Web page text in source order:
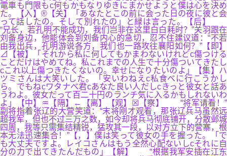
電車も門限もc何もかもなりゆきにまかせようと僕は心を決め
た。【入】®【关】「あなたとこの前に会った日の夜に彼と会
って話したの。そして別れたの」と緑は言った。【后】
“兄长，若孔明不能成功，我们岂非在这里白白耗时？”关羽跟在
刘备身边，他能体会到刘备内心的急切，忍不住建议道：“不若
由我出兵，孔明游说各方，我们也一路攻往襄阳如何？”【即】
⊿【被】「それから私に何してもかまわないけれどc傷つける
ことだけはやめてね。私これまでの人生で十分傷ついてきたし
cこれ以上傷つきたくないの。幸せになりたいのよ」【集】ハ
ツミさんは大笑いした。「安いわねえc私食べに行こうかし
ら。でもねcワタナベ君cあなた良い人だしcきっと彼女と話あ
うわよ。彼女だって百二十円のランチ気に入るかもしれないわ
よ」【中】♒【隔】←【离】【观】☒【察】 “将军请看！”
副将指着张辽的大营笑道：“末将刚才观看，那张辽兵马虽然远
超我军，但也不过三万之数，如今却将兵马彻底铺开，分散邺城
四周，我等只需集结精锐，猛攻其一段，以对方立下的营寨，根
本无法迅速集合！”【，】僕は笑って彼女の手を握った。「で
も大丈夫ですよ。レイコさんはもう全然心配ないしcそれに自
分の力で出てきたんだもの」【解】 “根据我军安插在江东